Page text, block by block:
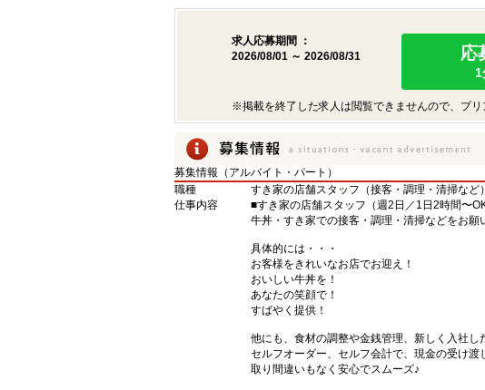
求人応募期間 ：
2026/08/01 ～ 2026/08/31
応
※掲載を終了した求人は閲覧できませんので、プリ
募集情報（アルバイト・パート）
職種
すき家の店舗スタッフ（接客・調理・清掃など）
仕事内容
■すき家の店舗スタッフ（週2日／1日2時間〜OK
牛丼・すき家での接客・調理・清掃などをお願
具体的には・・・
お客様をきれいなお店でお迎え！
おいしい牛丼を！
あなたの笑顔で！
すばやく提供！
他にも、食材の調整や金銭管理、新しく入社し
セルフオーダー、セルフ会計で、現金の受け
取り間違いもなく安心でスムーズ♪